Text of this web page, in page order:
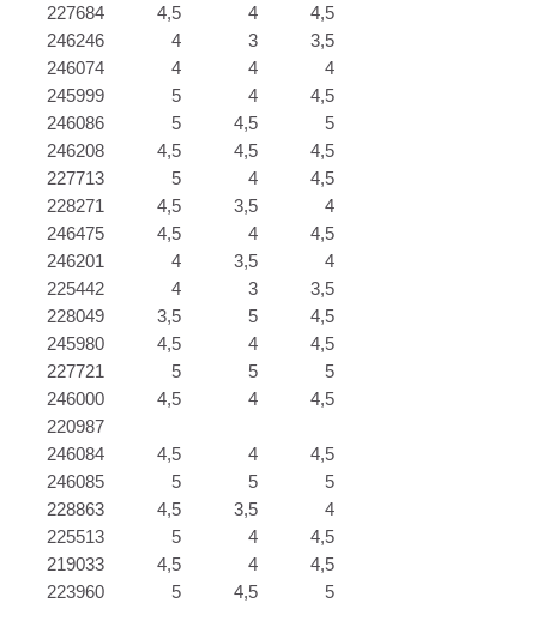
227684
4,5 4
4,5
246246
4 3
3,5
246074
4 4
4
245999
5 4
4,5
246086
5 4,5
5
246208
4,5 4,5
4,5
227713
5 4
4,5
228271
4,5 3,5
4
246475
4,5 4
4,5
246201
4 3,5
4
225442
4 3
3,5
228049
3,5 5
4,5
245980
4,5 4
4,5
227721
5 5
5
246000
4,5 4
4,5
220987
246084
4,5 4
4,5
246085
5 5
5
228863
4,5 3,5
4
225513
5 4
4,5
219033
4,5 4
4,5
223960
5 4,5 5